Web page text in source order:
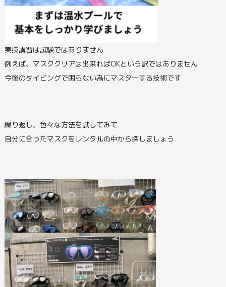
実技講習は試験ではありません
例えば、マスククリアは出来ればOKという訳ではありません
今後のダイビングで困らない為にマスターする技術です
繰り返し、色々な方法を試してみて
自分に合ったマスクをレンタルの中から探しましょう